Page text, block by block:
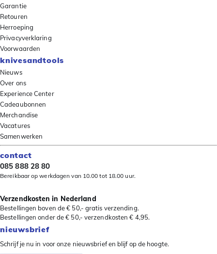
Garantie
Retouren
Herroeping
Privacyverklaring
Voorwaarden
knivesandtools
Nieuws
Over ons
Experience Center
Cadeaubonnen
Merchandise
Vacatures
Samenwerken
contact
085 888 28 80
Bereikbaar op werkdagen van 10.00 tot 18.00 uur.
Verzendkosten in Nederland
Bestellingen boven de € 50,- gratis verzending.
Bestellingen onder de € 50,- verzendkosten € 4,95.
nieuwsbrief
Schrijf je nu in voor onze nieuwsbrief en blijf op de hoogte.